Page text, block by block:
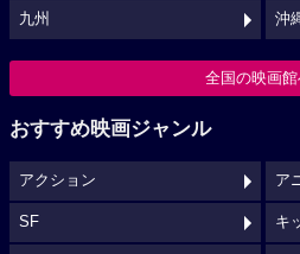
九州 沖
全国の映画
おすすめ映画ジャンル
アクション ア
SF キ